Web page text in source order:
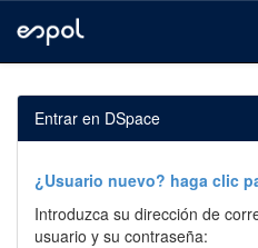
navigation
Entrar en DSpace
¿Usuario nuevo? haga clic
Introduzca su dirección de
usuario y su contraseña: